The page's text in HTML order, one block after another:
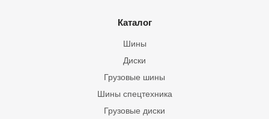
Каталог
Шины
Грузовые шины
Шины спецтехника
Диски
Грузовые диски